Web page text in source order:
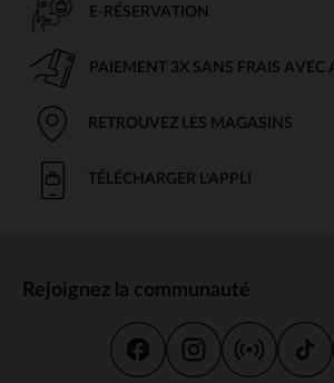
E-RÉSERVATION
PAIEMENT 3X SANS FRAIS AVEC
RETROUVEZ LES MAGASINS
TÉLÉCHARGER L'APPLI
Rejoignez la communauté